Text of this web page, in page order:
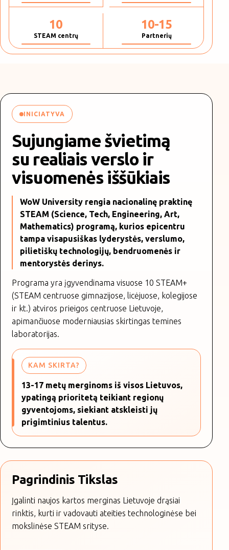
10
STEAM centrų
10-15
Partnerių
INICIATYVA
Sujungiame švietimą
su realiais verslo ir
visuomenės iššūkiais
WoW University rengia nacionalinę praktinę
STEAM (Science, Tech, Engineering, Art,
Mathematics) programą, kurios epicentru
tampa visapusiškas lyderystės, verslumo,
pilietiškų technologijų, bendruomenės ir
mentorystės derinys.
Programa yra įgyvendinama visuose 10 STEAM+
(STEAM centruose gimnazijose, licėjuose, kolegijose
ir kt.) atviros prieigos centruose Lietuvoje,
apimančiuose moderniausias skirtingas temines
laboratorijas.
KAM SKIRTA?
13-17 metų merginoms iš visos Lietuvos,
ypatingą prioritetą teikiant regionų
gyventojoms, siekiant atskleisti jų
prigimtinius talentus.
Pagrindinis Tikslas
Įgalinti naujos kartos merginas Lietuvoje drąsiai
rinktis, kurti ir vadovauti ateities technologinėse bei
mokslinėse STEAM srityse.